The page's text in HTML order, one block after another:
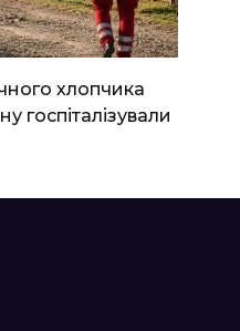
хлопчика
госпіталізували